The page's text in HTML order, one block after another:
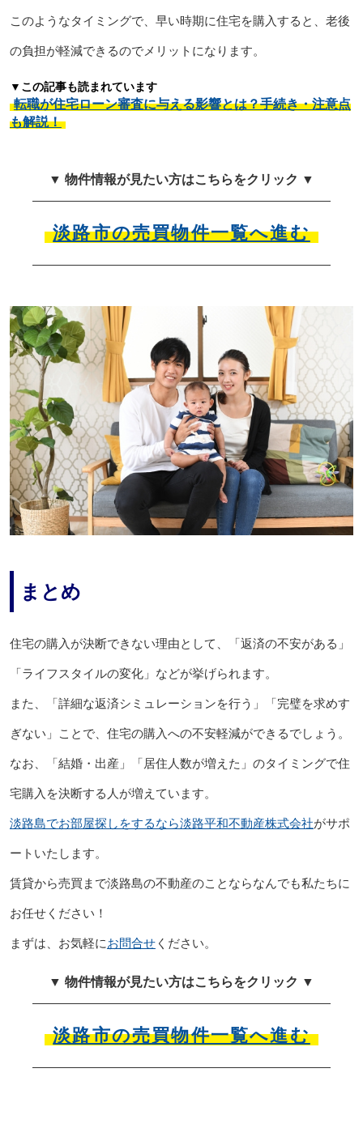
このようなタイミングで、早い時期に住宅を購入すると、老後
の負担が軽減できるのでメリットになります。
▼この記事も読まれています
転職が住宅ローン審査に与える影響とは？手続き・注意点
も解説！
▼ 物件情報が見たい方はこちらをクリック ▼
淡路市の売買物件一覧へ進む
まとめ
住宅の購入が決断できない理由として、「返済の不安がある」
「ライフスタイルの変化」などが挙げられます。
また、「詳細な返済シミュレーションを行う」「完璧を求めす
ぎない」ことで、住宅の購入への不安軽減ができるでしょう。
なお、「結婚・出産」「居住人数が増えた」のタイミングで住
宅購入を決断する人が増えています。
淡路島でお部屋探しをするなら淡路平和不動産株式会社がサポ
ートいたします。
賃貸から売買まで淡路島の不動産のことならなんでも私たちに
お任せください！
まずは、お気軽にお問合せください。
▼ 物件情報が見たい方はこちらをクリック ▼
淡路市の売買物件一覧へ進む